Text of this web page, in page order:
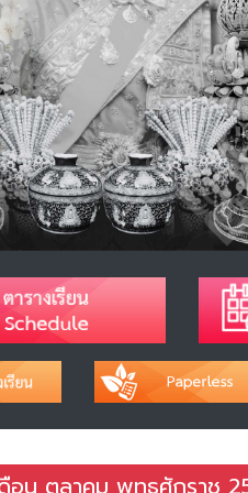
อน ตุลาคม พุทธศักราช